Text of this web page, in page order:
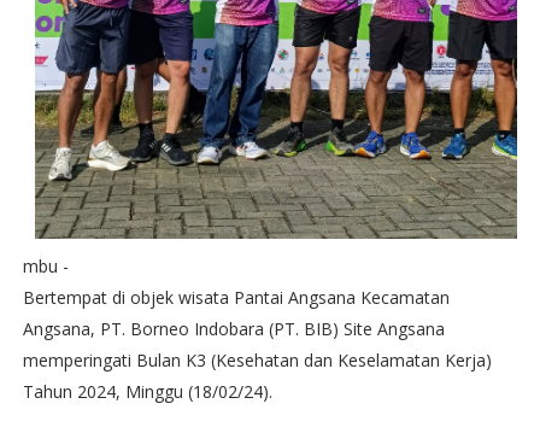
mbu -
Bertempat di objek wisata Pantai Angsana Kecamatan
Angsana, PT. Borneo Indobara (PT. BIB) Site Angsana
memperingati Bulan K3 (Kesehatan dan Keselamatan Kerja)
Tahun 2024, Minggu (18/02/24).